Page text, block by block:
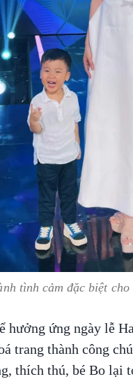
tình cảm đặc biệt
hưởng ứng ngày lễ
trang thành công
thích thú, bé Bo lại